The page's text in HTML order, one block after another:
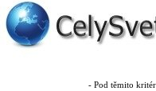
- Pod těmito